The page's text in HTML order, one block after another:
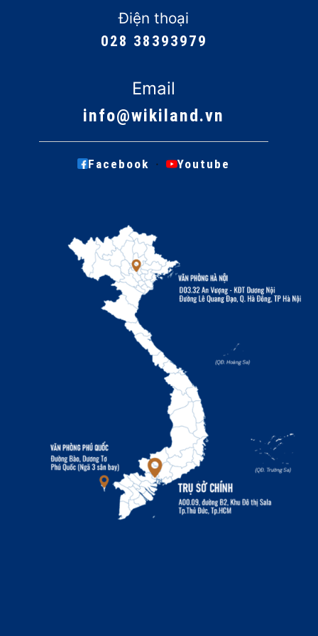
ro tiềm ẩn . Các rủi ro chính trong đầu tư bất động
Rủi ro tài chính: lãi suất, tỷ giá hối đoái
Rủi ro pháp lý: thay đổi quy định, tranh chấp sở
Thị trường bất động sản và dự án
Thị trường bất động sản có ảnh hưởng quyết định
đến sự thành công của các dự án bất động sản .
Việc hiểu rõ động thái thị trường giúp nhà đầu tư
và chủ đầu tư đưa ra quyết định sáng suốt .
Phân tích cung cầu thị trường
Phân tích cung cầu cung cấp thông tin quan trọng
về tình hình thị trường hiện tại và tương lai . Các
yếu tố cần xem xét bao gồm :
Yếu tố cung Yếu tố cầu
Số lượng dự án đang triển khai Tăng trưởng dân số
Tốc độ hoàn thành dự án Thu nhập bình quân đầu
Chính sách quy hoạch đất đai Xu hướng di cư đô
Điện thoại
028 38393979
Email
info@wikiland.vn
Facebook · Youtube